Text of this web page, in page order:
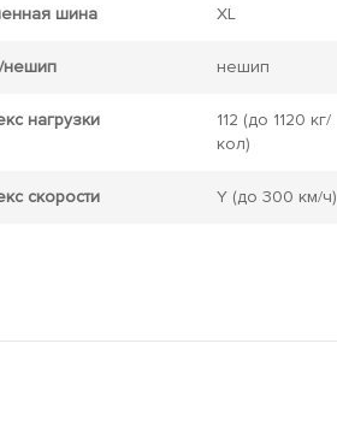
шина XL
нешип
нагрузки 112 (до 1120 кг/
кол)
скорости Y(до 300 км/ч)